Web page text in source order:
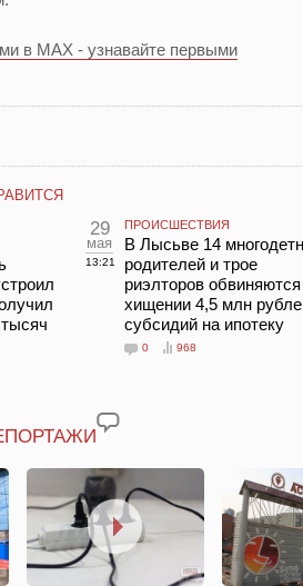
в MAX - узнавайте первыми
29
мая
13:21
ПРОИСШЕСТВИЯ
В Лысьве 14
родителей и трое
риэлторов
хищении 4,5 млн
субсидий на ипотеку
0 968